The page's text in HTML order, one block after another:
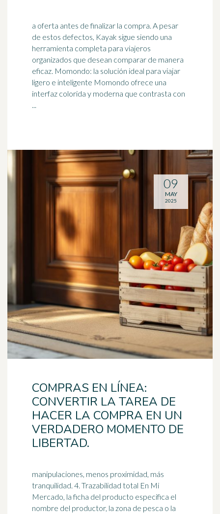
a oferta antes de finalizar la compra. A pesar
de estos defectos, Kayak sigue siendo una
herramienta completa para viajeros
organizados que desean comparar de manera
eficaz. Momondo: la solución ideal para viajar
ligero e inteligente Momondo ofrece una
interfaz colorida y moderna que contrasta con
...
COMPRAS EN LÍNEA:
CONVERTIR LA TAREA DE
HACER LA COMPRA EN UN
VERDADERO MOMENTO DE
LIBERTAD.
manipulaciones, menos proximidad, más
tranquilidad. 4. Trazabilidad total En Mi
Mercado, la ficha del producto especifica el
nombre del productor, la zona de pesca o la
09
MAY
2025